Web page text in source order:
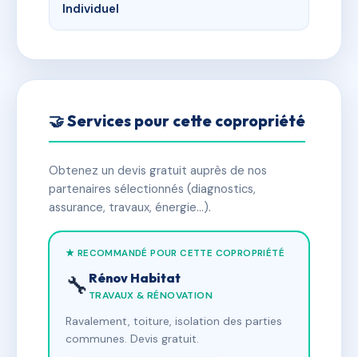
Individuel
🤝 Services pour cette copropriété
Obtenez un devis gratuit auprès de nos
partenaires sélectionnés (diagnostics,
assurance, travaux, énergie…).
★ RECOMMANDÉ POUR CETTE COPROPRIÉTÉ
🔧 Rénov Habitat
TRAVAUX & RÉNOVATION
Ravalement, toiture, isolation des parties
communes. Devis gratuit.